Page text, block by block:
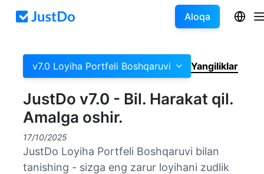
Aloqa
v7.0 Loyiha Portfeli Boshqaruvi Yangiliklar
JustDo v7.0 - Bil. Harakat qil.
Amalga oshir.
17/10/2025
JustDo Loyiha Portfeli Boshqaruvi bilan
tanishing - sizga eng zarur loyihani zudlik